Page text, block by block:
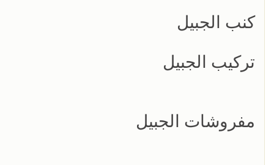
كنب الجبيل
تركيب الجبيل
مفروشات الجبيل